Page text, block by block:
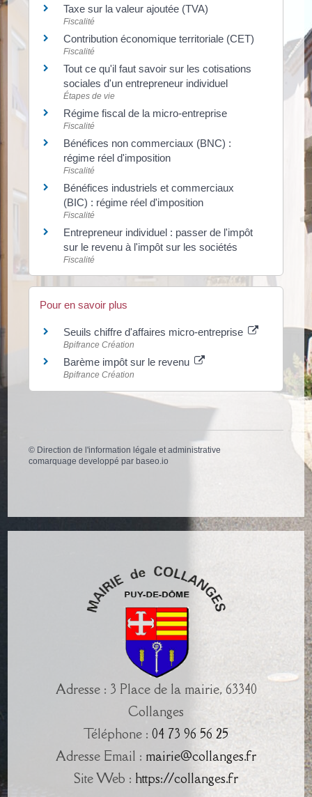
Taxe sur la valeur ajoutée (TVA)
Fiscalité
Contribution économique territoriale (CET)
Fiscalité
Tout ce qu'il faut savoir sur les cotisations
sociales d'un entrepreneur individuel
Étapes de vie
Régime fiscal de la micro-entreprise
Fiscalité
Bénéfices non commerciaux (BNC) :
régime réel d'imposition
Fiscalité
Bénéfices industriels et commerciaux
(BIC) : régime réel d'imposition
Fiscalité
Entrepreneur individuel : passer de l'impôt
sur le revenu à l'impôt sur les sociétés
Fiscalité
Pour en savoir plus
Seuils chiffre d'affaires micro-entreprise
Bpifrance Création
Barème impôt sur le revenu
Bpifrance Création
© Direction de l'information légale et administrative
comarquage developpé parbaseo.io
Adresse : 3 Place de la mairie, 63340
Collanges
Téléphone : 04 73 96 56 25
Adresse Email : mairie@collanges.fr
Site Web : https://collanges.fr